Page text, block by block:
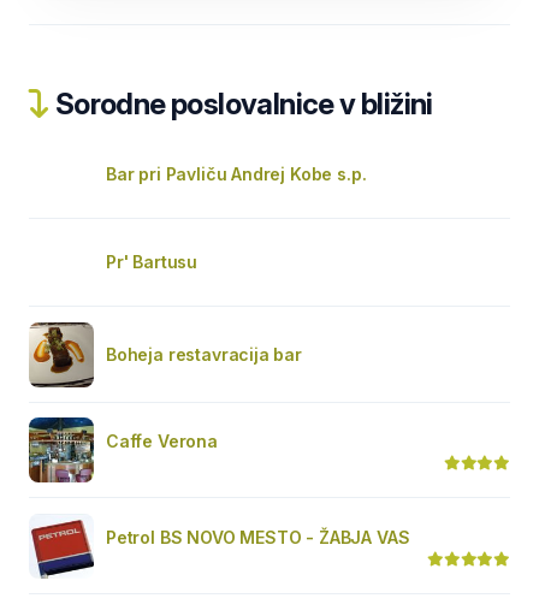
Sorodne poslovalnice v bližini
Bar pri Pavliču Andrej Kobe s.p.
Pr' Bartusu
Boheja restavracija bar
Caffe Verona
Petrol BS NOVO MESTO - ŽABJA VAS